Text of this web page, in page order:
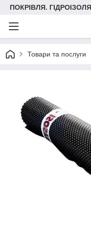
ПОКРІВЛЯ.
Товари та послуги